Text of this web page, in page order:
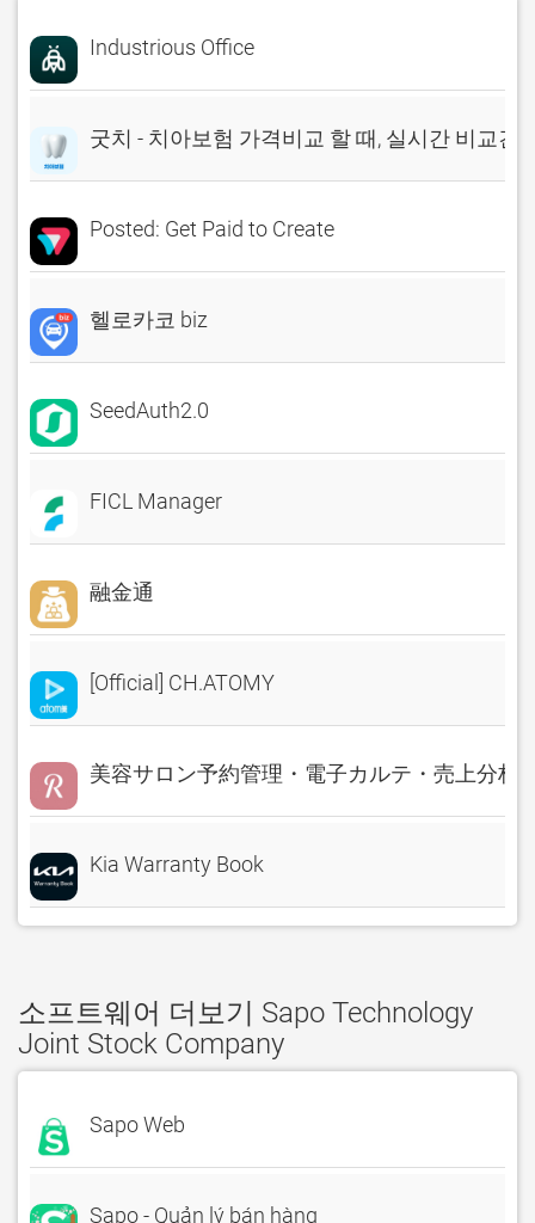
Industrious Office
굿치 - 치아보험 가격비교 할 때, 실시간 비교견
Posted: Get Paid to Create
헬로카코 biz
SeedAuth2.0
FICL Manager
融金通
[Official] CH.ATOMY
美容サロン予約管理・電子カルテ・売上分析
Kia Warranty Book
소프트웨어 더보기 Sapo Technology
Joint Stock Company
Sapo Web
Sapo - Quản lý bán hàng